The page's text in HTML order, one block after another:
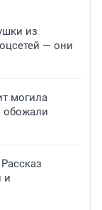
из
— они
могила
обожали
и